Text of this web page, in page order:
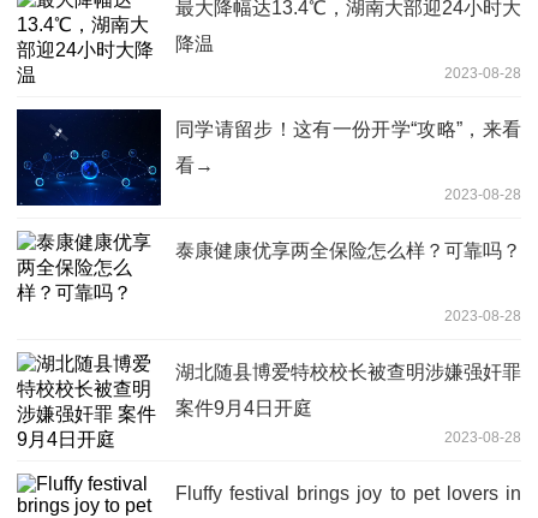
最大降幅达13.4℃，湖南大部迎24小时大
降温
2023-08-28
同学请留步！这有一份开学“攻略”，来看
看→
2023-08-28
泰康健康优享两全保险怎么样？可靠吗？
2023-08-28
湖北随县博爱特校校长被查明涉嫌强奸罪
案件9月4日开庭
2023-08-28
Fluffy festival brings joy to pet lovers in